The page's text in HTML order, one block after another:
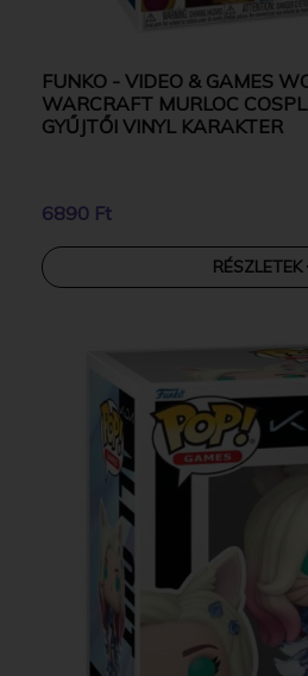
FUNKO - VIDEO & GAMES
WARCRAFT MURLOC
GYŰJTŐI VINYL KARAKTER
6890 Ft
RÉSZLETEK